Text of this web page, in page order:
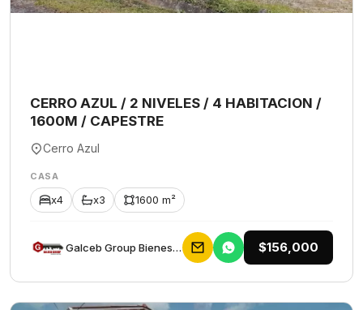
CERRO AZUL / 2 NIVELES / 4 HABITACION /
1600M / CAPESTRE
Cerro Azul
CASA
x4 x3 1600 m²
Galceb Group Bienes Raices $156,000